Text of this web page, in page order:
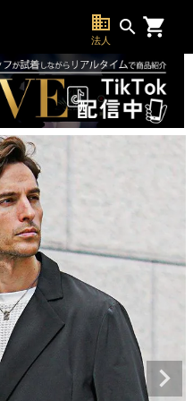
business
法人
search